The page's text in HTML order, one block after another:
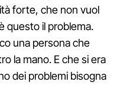
forte, che non vuol
questo il problema.
una persona che
la mano. E che si era
dei problemi bisogna